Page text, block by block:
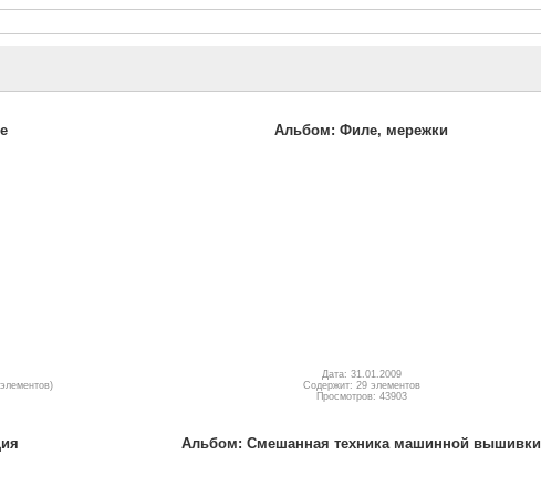
Альбом: Филе, мережки
Дата: 31.01.2009
Содержит: 29 элементов
Просмотров: 43903
Альбом: Смешанная техника машинной вышивки